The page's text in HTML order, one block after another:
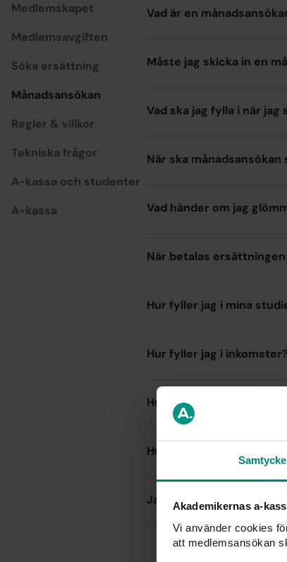
Samtycke
Akademikernas a-
Vi använder cookies
att medlemsansökan
Medlemskapet
Medlemsavgiften
Söka ersättning
Månadsansökan
Regler & villkor
Tekniska frågor
A-kassa och studenter
A-kassa
Vad är en
Måste jag skicka in en
Vad ska jag fylla i när
När ska månadsansökan
Vad händer om jag
När betalas
Hur fyller jag i mina
Hur fyller jag i inkomster?
Hur fyller jag i att jag inte
Hur fyller jag i min
Jag är osäker på vad